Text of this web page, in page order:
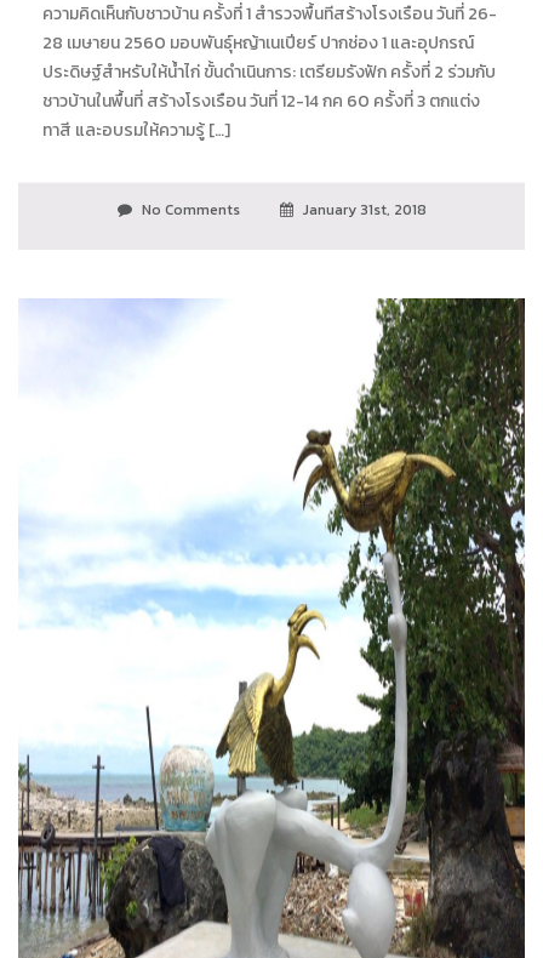
ความคิดเห็นกับชาวบ้าน ครั้งที่ 1 สำรวจพื้นทีสร้างโรงเรือน วันที่ 26-
28 เมษายน 2560 มอบพันธุ์หญ้าเนเปียร์ ปากช่อง 1 และอุปกรณ์
ประดิษฐ์สำหรับให้น้ำไก่ ขั้นดำเนินการ: เตรียมรังฟัก ครั้งที่ 2 ร่วมกับ
ชาวบ้านในพื้นที่ สร้างโรงเรือน วันที่ 12-14 กค 60 ครั้งที่ 3 ตกแต่ง
ทาสี และอบรมให้ความรู้ […]
No Comments January 31st, 2018